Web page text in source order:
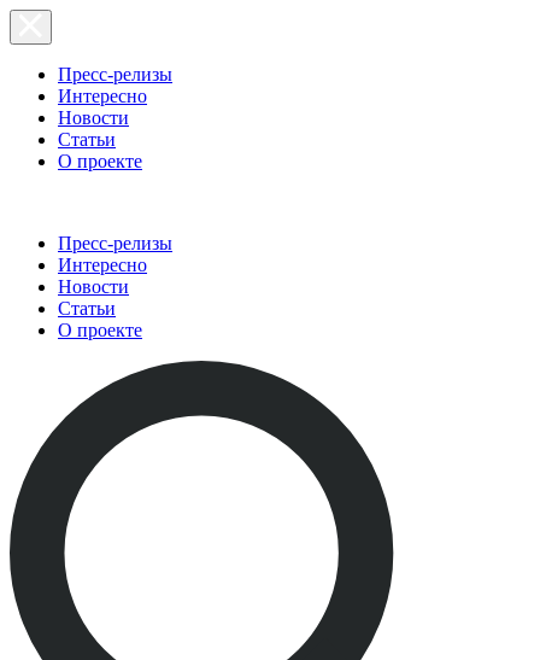
Пресс-релизы
Интересно
Новости
Статьи
О проекте
Пресс-релизы
Интересно
Новости
Статьи
О проекте